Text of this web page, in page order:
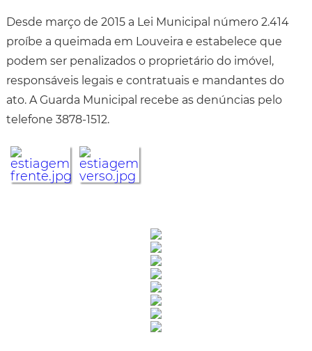
Desde março de 2015 a Lei Municipal número 2.414
proíbe a queimada em Louveira e estabelece que
podem ser penalizados o proprietário do imóvel,
responsáveis legais e contratuais e mandantes do
ato. A Guarda Municipal recebe as denúncias pelo
telefone 3878-1512.